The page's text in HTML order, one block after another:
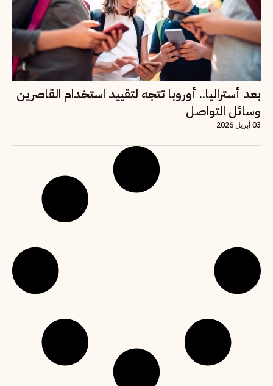
بعد أستراليا.. أوروبا تتجه لتقييد استخدام القاصرين
وسائل التواصل
03 أبريل 2026